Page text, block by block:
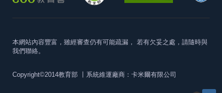
本網站內容豐富，雖經審查仍有可能疏漏， 若有欠妥之處，請隨時與
我們聯絡。
Copyright©2014教育部 丨系統維運廠商：卡米爾有限公司